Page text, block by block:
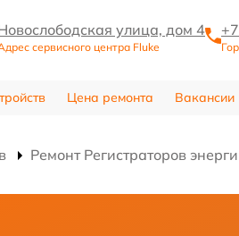
улица, дом 4
сервисного центра Fluke
Цена ремонта Вакансии
Ремонт Регистраторов